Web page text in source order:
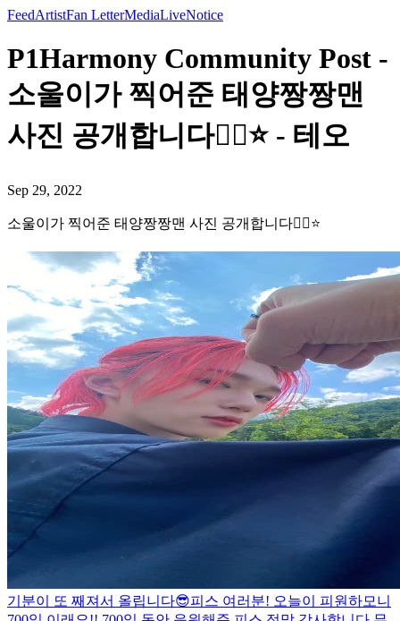
FeedArtistFan LetterMediaLiveNotice
P1Harmony Community Post -
소울이가 찍어준 태양짱짱맨
사진 공개합니다👍🏻⭐️ - 테오
Sep 29, 2022
소울이가 찍어준 태양짱짱맨 사진 공개합니다👍🏻⭐️
기분이 또 째져서 올립니다😎피스 여러분! 오늘이 피원하모니